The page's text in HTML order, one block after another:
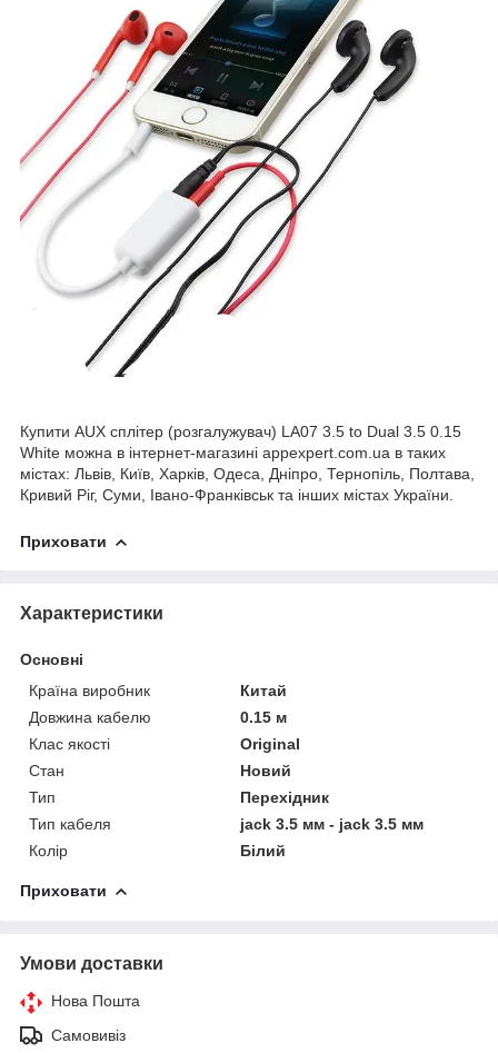
Купити AUX сплітер (розгалужувач) LA07 3.5 to Dual 3.5 0.15
White можна в інтернет-магазині appexpert.com.ua в таких
містах: Львів, Київ, Харків, Одеса, Дніпро, Тернопіль, Полтава,
Кривий Ріг, Суми, Івано-Франківськ та інших містах України.
Приховати
Характеристики
Основні
Країна виробник
Китай
Довжина кабелю
0.15 м
Клас якості
Original
Стан
Новий
Тип
Перехідник
Тип кабеля
jack 3.5 мм - jack 3.5 мм
Колір
Білий
Приховати
Умови доставки
Нова Пошта
Самовивіз